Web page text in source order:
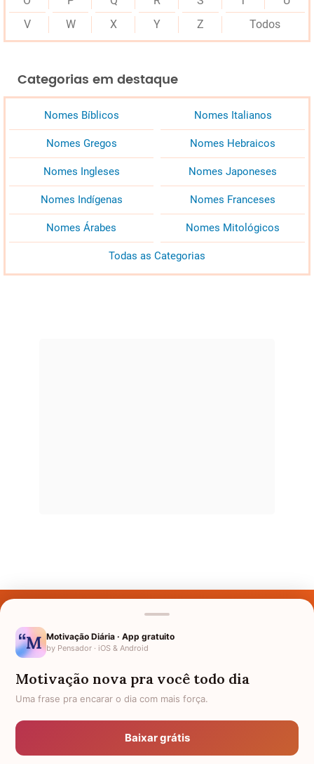
V
W X Y Z Todos
Categorias em destaque
Nomes Bíblicos Nomes Italianos
Nomes Gregos Nomes Hebraicos
Nomes Ingleses Nomes Japoneses
Nomes Indígenas Nomes Franceses
Nomes Árabes Nomes Mitológicos
Todas as Categorias
Nomes pelo Mundo
Política de Privacidade
Anuncie
Motivação Diária · App gratuito
by Pensador · iOS & Android
Motivação nova pra você todo dia
Uma frase pra encarar o dia com mais força.
Baixar grátis